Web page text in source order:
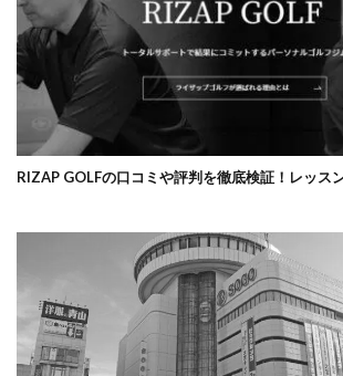
RIZAP GOLFの口コミや評判を徹底検証！レッス